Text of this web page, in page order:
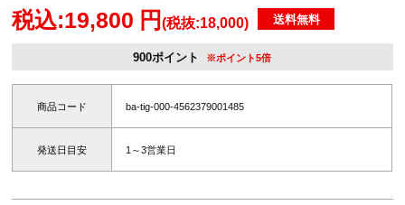
税込:19,800 円(税抜:18,000) 送料無料
900ポイント ※ポイント5倍
商品コード ba-tig-000-4562379001485
発送日目安 1～3営業日